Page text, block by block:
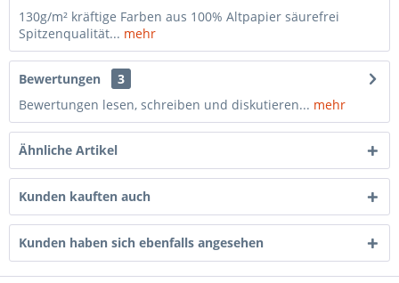
130g/m² kräftige Farben aus 100% Altpapier säurefrei
Spitzenqualität... mehr
Bewertungen
3
Bewertungen lesen, schreiben und diskutieren... mehr
Ähnliche Artikel
Kunden kauften auch
Kunden haben sich ebenfalls angesehen